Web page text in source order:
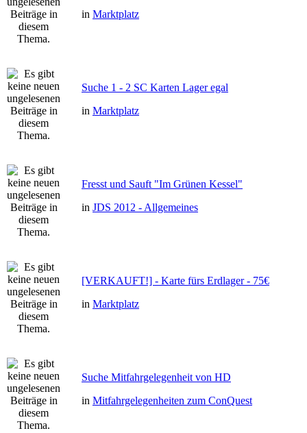
in Marktplatz
Suche 1 - 2 SC Karten Lager egal
in Marktplatz
Fresst und Sauft "Im Grünen Kessel"
in JDS 2012 - Allgemeines
[VERKAUFT!] - Karte fürs Erdlager - 75€
in Marktplatz
Suche Mitfahrgelegenheit von HD
in Mitfahrgelegenheiten zum ConQuest